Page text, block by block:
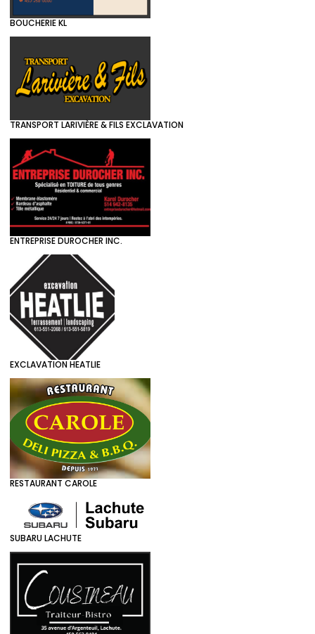
BOUCHERIE KL
TRANSPORT LARIVIÈRE & FILS EXCLAVATION
ENTREPRISE DUROCHER INC.
EXCLAVATION HEATLIE
RESTAURANT CAROLE
SUBARU LACHUTE